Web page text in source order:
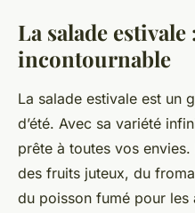
La salade
incontournable
La salade estivale est un
d’été. Avec sa variété
prête à toutes vos
des fruits juteux, du
du poisson fumé pour les